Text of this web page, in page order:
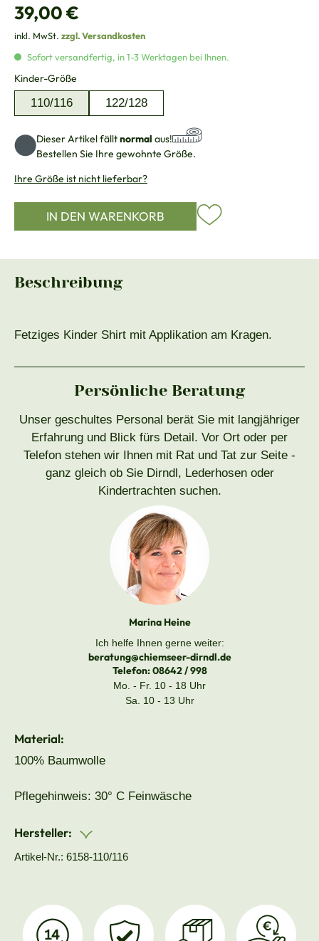
Regulärer Preis:
39,00 €
inkl. MwSt. zzgl. Versandkosten
Sofort versandfertig, in 1-3 Werktagen bei Ihnen.
Kinder-Größe
110/116 122/128
Dieser Artikel fälltnormal aus!
Bestellen Sie Ihre gewohnte Größe.
Ihre Größe ist nicht lieferbar?
IN DEN WARENKORB
Beschreibung
Fetziges Kinder Shirt mit Applikation am Kragen.
Persönliche Beratung
Unser geschultes Personal berät Sie mit langjähriger
Erfahrung und Blick fürs Detail. Vor Ort oder per
Telefon stehen wir Ihnen mit Rat und Tat zur Seite -
ganz gleich ob Sie Dirndl, Lederhosen oder
Kindertrachten suchen.
Marina Heine
Ich helfe Ihnen gerne weiter:
beratung@chiemseer-dirndl.de
Telefon:08642 / 998
Mo. - Fr. 10 - 18 Uhr
Sa. 10 - 13 Uhr
Material:
100% Baumwolle
Pflegehinweis: 30° C Feinwäsche
Hersteller:
Artikel-Nr.: 6158-110/116